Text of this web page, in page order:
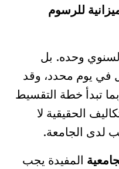
للرسوم
وحده. بل
في يوم محدد، وقد
تبدأ خطة التقسيط
الحقيقية لا
لدى الجامعة.
المفيدة يجب